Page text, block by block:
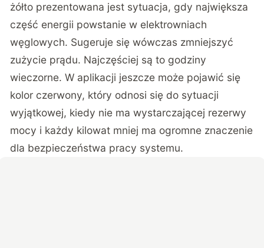
żółto prezentowana jest sytuacja, gdy największa
część energii powstanie w elektrowniach
węglowych. Sugeruje się wówczas zmniejszyć
zużycie prądu. Najczęściej są to godziny
wieczorne. W aplikacji jeszcze może pojawić się
kolor czerwony, który odnosi się do sytuacji
wyjątkowej, kiedy nie ma wystarczającej rezerwy
mocy i każdy kilowat mniej ma ogromne znaczenie
dla bezpieczeństwa pracy systemu.